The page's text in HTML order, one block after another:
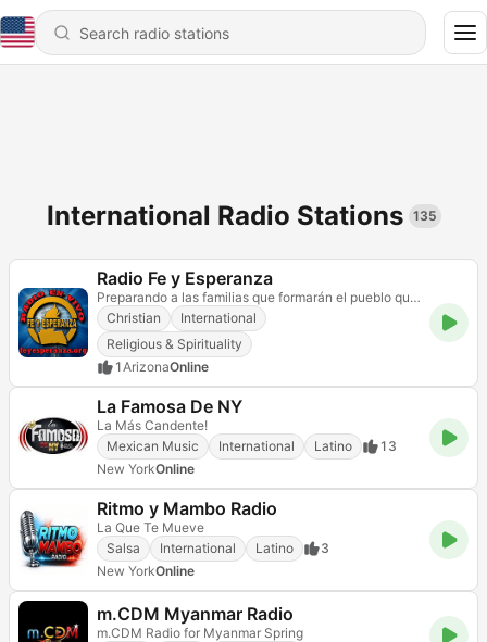
International Radio Stations 135
Radio Fe y Esperanza
Preparando a las familias que formarán el pueblo que verá a Dios.
Christian
International
Religious & Spirituality
1ArizonaOnline
La Famosa De NY
La Más Candente!
Mexican Music
International Latino
13
New YorkOnline
Ritmo y Mambo Radio
La Que Te Mueve
Salsa
International Latino
3
New YorkOnline
m.CDM Myanmar Radio
m.CDM Radio for Myanmar Spring